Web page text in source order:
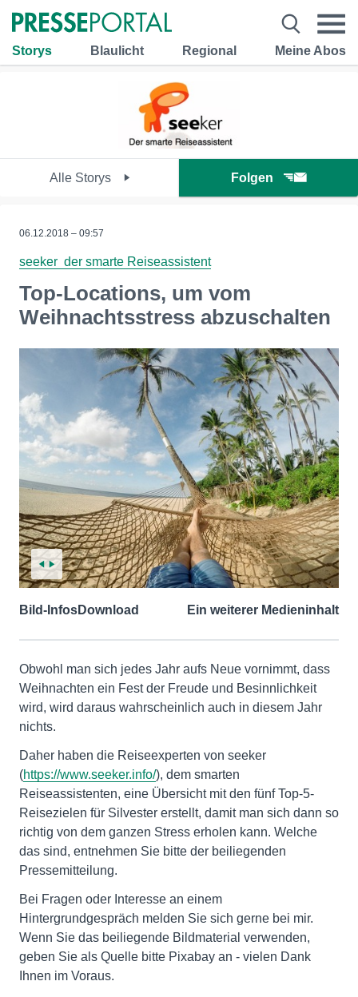
Storys Blaulicht Regional Meine Abos
Alle Storys Folgen
06.12.2018 – 09:57
seeker ­ der smarte Reiseassistent
Top-Locations, um vom
Weihnachtsstress abzuschalten
Bild-InfosDownload Ein weiterer Medieninhalt
Obwohl man sich jedes Jahr aufs Neue vornimmt, dass
Weihnachten ein Fest der Freude und Besinnlichkeit
wird, wird daraus wahrscheinlich auch in diesem Jahr
nichts.
Daher haben die Reiseexperten von seeker
(https://www.seeker.info/), dem smarten
Reiseassistenten, eine Übersicht mit den fünf Top-5-
Reisezielen für Silvester erstellt, damit man sich dann so
richtig von dem ganzen Stress erholen kann. Welche
das sind, entnehmen Sie bitte der beiliegenden
Pressemitteilung.
Bei Fragen oder Interesse an einem
Hintergrundgespräch melden Sie sich gerne bei mir.
Wenn Sie das beiliegende Bildmaterial verwenden,
geben Sie als Quelle bitte Pixabay an - vielen Dank
Ihnen im Voraus.